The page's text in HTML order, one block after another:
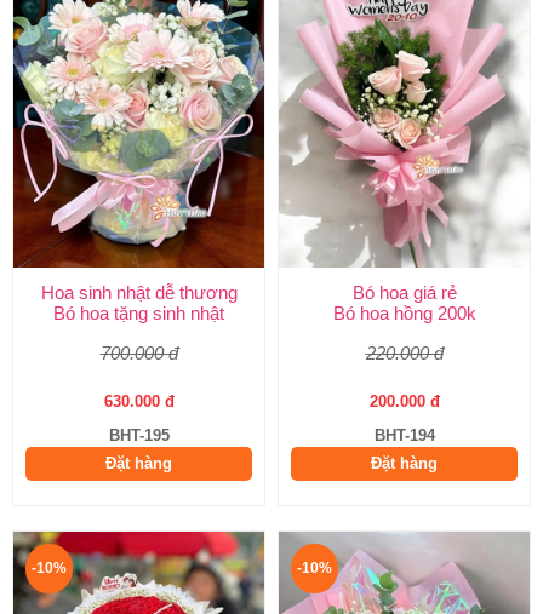
Hoa sinh nhật dễ thương
Bó hoa tặng sinh nhật
700.000 đ
630.000 đ
BHT-195
Đặt hàng
Bó hoa giá rẻ
Bó hoa hồng 200k
220.000 đ
200.000 đ
BHT-194
Đặt hàng
-10% -10%